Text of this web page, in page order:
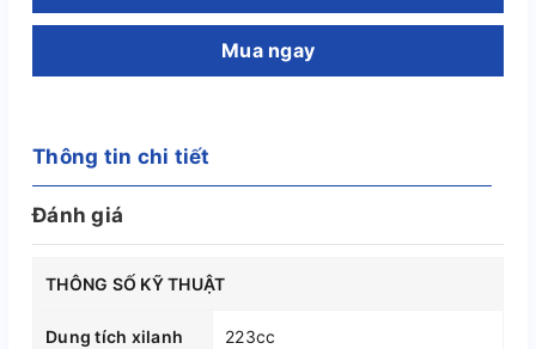
Mua ngay
Thông tin chi tiết
Đánh giá
THÔNG SỐ KỸ THUẬT
Dung tích xilanh 223cc